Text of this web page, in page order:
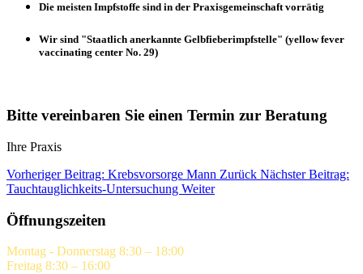
Die meisten Impfstoffe sind in der Praxisgemeinschaft vorrätig
Wir sind "Staatlich anerkannte Gelbfieberimpfstelle" (yellow fever
vaccinating center No. 29)
Bitte vereinbaren Sie einen Termin zur Beratung
Ihre Praxis
Vorheriger Beitrag: Krebsvorsorge Mann Zurück Nächster Beitrag:
Tauchtauglichkeits-Untersuchung Weiter
Öffnungszeiten
Montag - Donnerstag 8:30 – 18:00
Freitag 8:30 – 16:00